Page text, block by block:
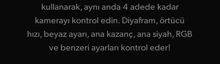
kullanarak, aynı anda 4 adede kadar
kamerayı kontrol edin. Diyafram, örtücü
hızı, beyaz ayarı, ana kazanç, ana siyah, RGB
ve benzeri ayarları kontrol eder!